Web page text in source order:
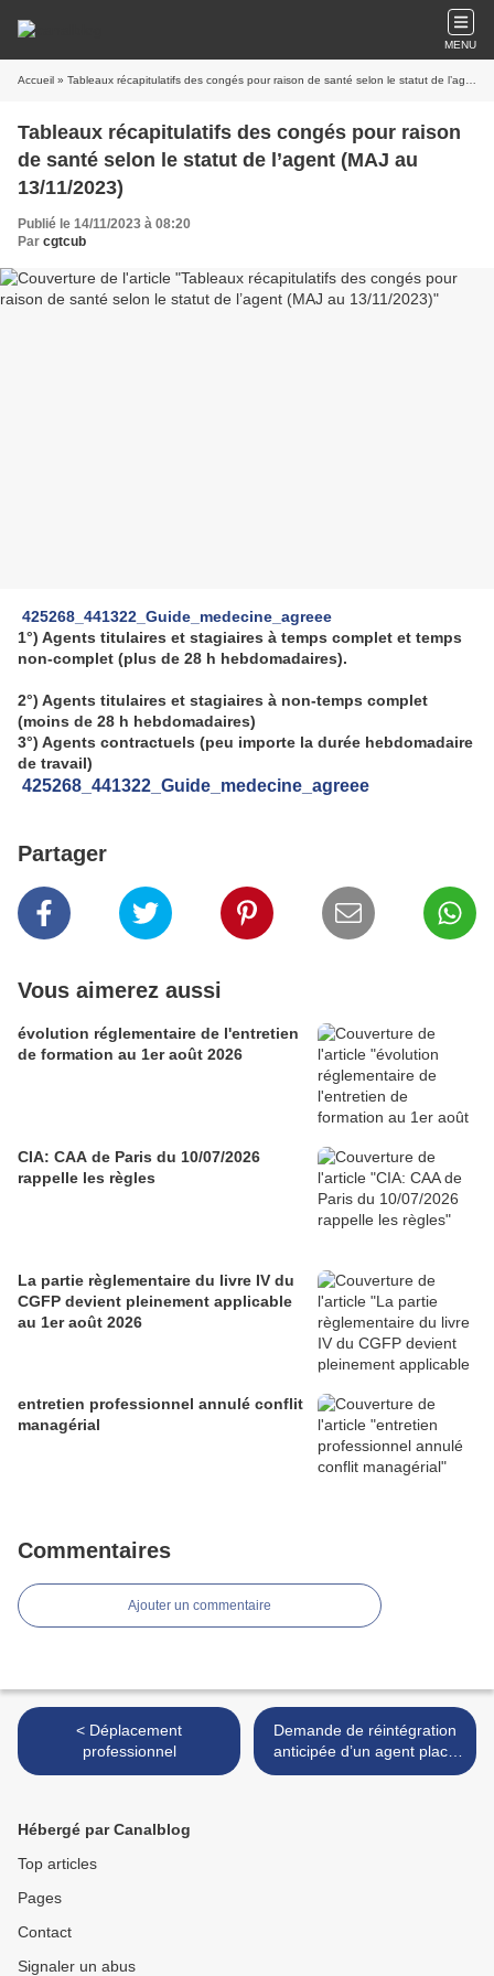
MENU
Accueil » Tableaux récapitulatifs des congés pour raison de santé selon le statut de l’agent (MAJ au 13/11/2023)
Tableaux récapitulatifs des congés pour raison
de santé selon le statut de l’agent (MAJ au
13/11/2023)
Publié le 14/11/2023 à 08:20
Par cgtcub
425268_441322_Guide_medecine_agreee
1°) Agents titulaires et stagiaires à temps complet et temps
non-complet (plus de 28 h hebdomadaires).
2°) Agents titulaires et stagiaires à non-temps complet
(moins de 28 h hebdomadaires)
3°) Agents contractuels (peu importe la durée hebdomadaire
de travail)
425268_441322_Guide_medecine_agreee
Partager
Vous aimerez aussi
évolution réglementaire de l'entretien
de formation au 1er août 2026
CIA: CAA de Paris du 10/07/2026
rappelle les règles
La partie règlementaire du livre IV du
CGFP devient pleinement applicable
au 1er août 2026
entretien professionnel annulé conflit
managérial
Commentaires
Ajouter un commentaire
< Déplacement
professionnel
Demande de réintégration
anticipée d’un agent placé
en disponibilité >
Hébergé par Canalblog
Top articles
Pages
Contact
Signaler un abus